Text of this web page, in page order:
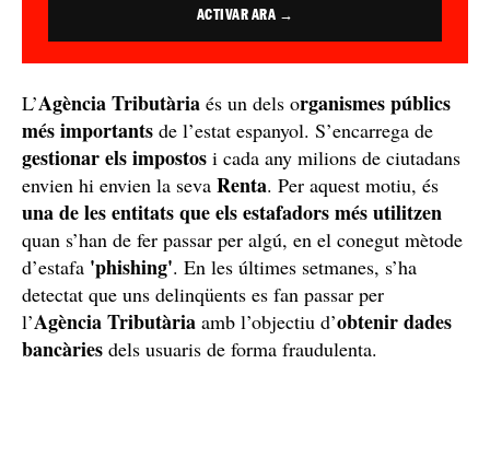
ACTIVAR ARA →
L’Agència Tributària és un dels organismes públics
més importants de l’estat espanyol. S’encarrega de
gestionar els impostos i cada any milions de ciutadans
envien hi envien la seva Renta. Per aquest motiu, és
una de les entitats que els estafadors més utilitzen
quan s’han de fer passar per algú, en el conegut mètode
d’estafa 'phishing'. En les últimes setmanes, s’ha
detectat que uns delinqüents es fan passar per
l’Agència Tributària amb l’objectiu d’obtenir dades
bancàries dels usuaris de forma fraudulenta.